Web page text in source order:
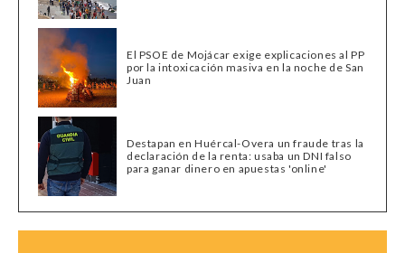
El PSOE de Mojácar exige explicaciones al PP
por la intoxicación masiva en la noche de San
Juan
Destapan en Huércal-Overa un fraude tras la
declaración de la renta: usaba un DNI falso
para ganar dinero en apuestas 'online'